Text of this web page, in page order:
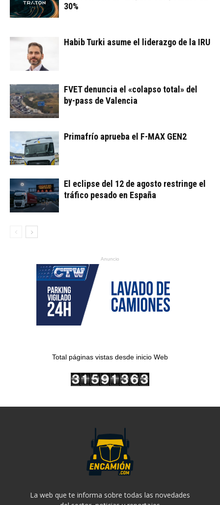
30%
Habib Turki asume el liderazgo de la IRU
FVET denuncia el «colapso total» del
by-pass de Valencia
Primafrío aprueba el F-MAX GEN2
El eclipse del 12 de agosto restringe el
tráfico pesado en España
Anuncio
Total páginas vistas desde inicio Web
La web que te informa sobre todas las novedades